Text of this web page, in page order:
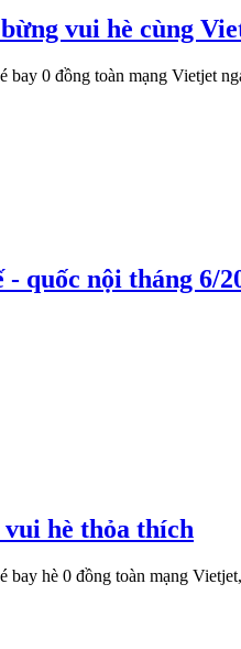
vui hè cùng
bay 0 đồng toàn mạng Vietjet
quốc nội tháng 6/
hè thỏa thích
bay hè 0 đồng toàn mạng